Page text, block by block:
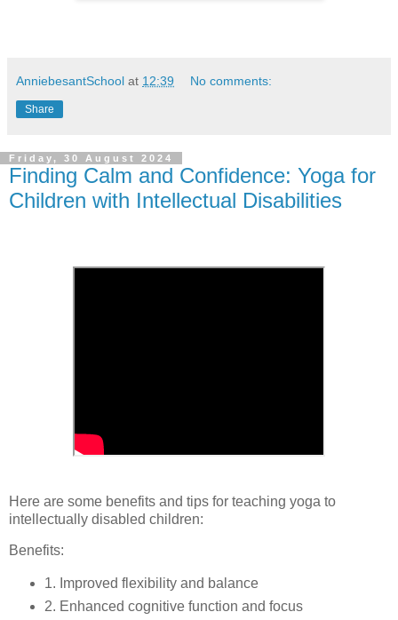
AnniebesantSchool at 12:39 No comments:
Share
Friday, 30 August 2024
Finding Calm and Confidence: Yoga for
Children with Intellectual Disabilities
Here are some benefits and tips for teaching yoga to
intellectually disabled children:
Benefits:
1. Improved flexibility and balance
2. Enhanced cognitive function and focus